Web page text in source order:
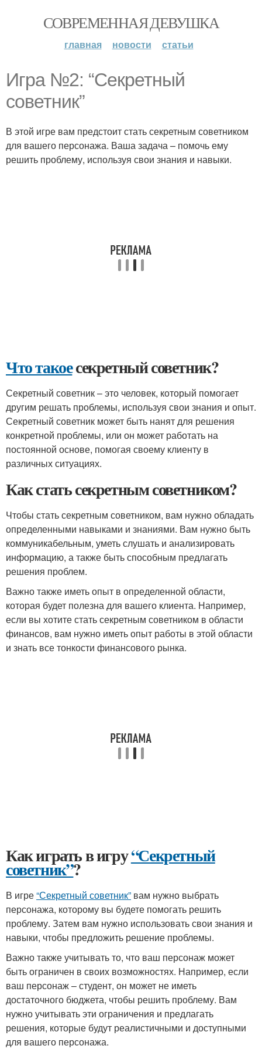
СОВРЕМЕННАЯ ДЕВУШКА
главная новости статьи
Игра №2: “Секретный
советник”
В этой игре вам предстоит стать секретным советником
для вашего персонажа. Ваша задача – помочь ему
решить проблему, используя свои знания и навыки.
Что такоесекретный советник?
Секретный советник – это человек, который помогает
другим решать проблемы, используя свои знания и опыт.
Секретный советник может быть нанят для решения
конкретной проблемы, или он может работать на
постоянной основе, помогая своему клиенту в
различных ситуациях.
Как стать секретным советником?
Чтобы стать секретным советником, вам нужно обладать
определенными навыками и знаниями. Вам нужно быть
коммуникабельным, уметь слушать и анализировать
информацию, а также быть способным предлагать
решения проблем.
Важно также иметь опыт в определенной области,
которая будет полезна для вашего клиента. Например,
если вы хотите стать секретным советником в области
финансов, вам нужно иметь опыт работы в этой области
и знать все тонкости финансового рынка.
Как играть в игру“Секретный
советник”?
В игре“Секретный советник” вам нужно выбрать
персонажа, которому вы будете помогать решить
проблему. Затем вам нужно использовать свои знания и
навыки, чтобы предложить решение проблемы.
Важно также учитывать то, что ваш персонаж может
быть ограничен в своих возможностях. Например, если
ваш персонаж – студент, он может не иметь
достаточного бюджета, чтобы решить проблему. Вам
нужно учитывать эти ограничения и предлагать
решения, которые будут реалистичными и доступными
для вашего персонажа.